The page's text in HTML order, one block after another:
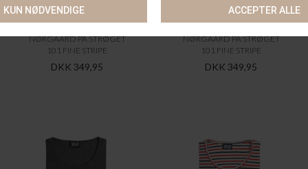
NØRGAARD PÅ STRØGET
101 FINE STRIPE
DKK 349,95
NØRGAARD PÅ STRØGET
101 FINE STRIPE
DKK 349,95